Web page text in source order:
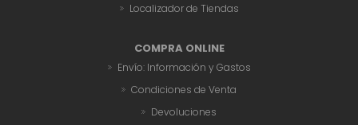
Localizador de Tiendas
COMPRA ONLINE
Envío: Información y Gastos
Condiciones de Venta
Devoluciones